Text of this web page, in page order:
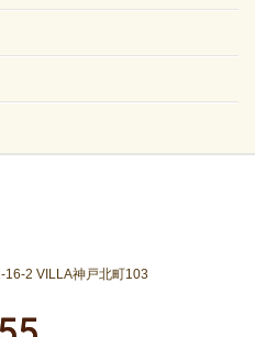
16-2 VILLA神戸北町103